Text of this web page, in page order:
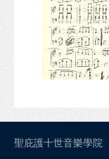
聖庇護十世音樂學院